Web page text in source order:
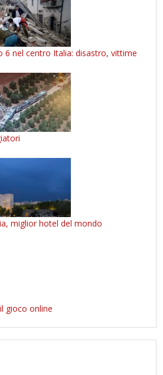
6 nel centro Italia: disastro, vittime
miglior hotel del mondo
gioco online